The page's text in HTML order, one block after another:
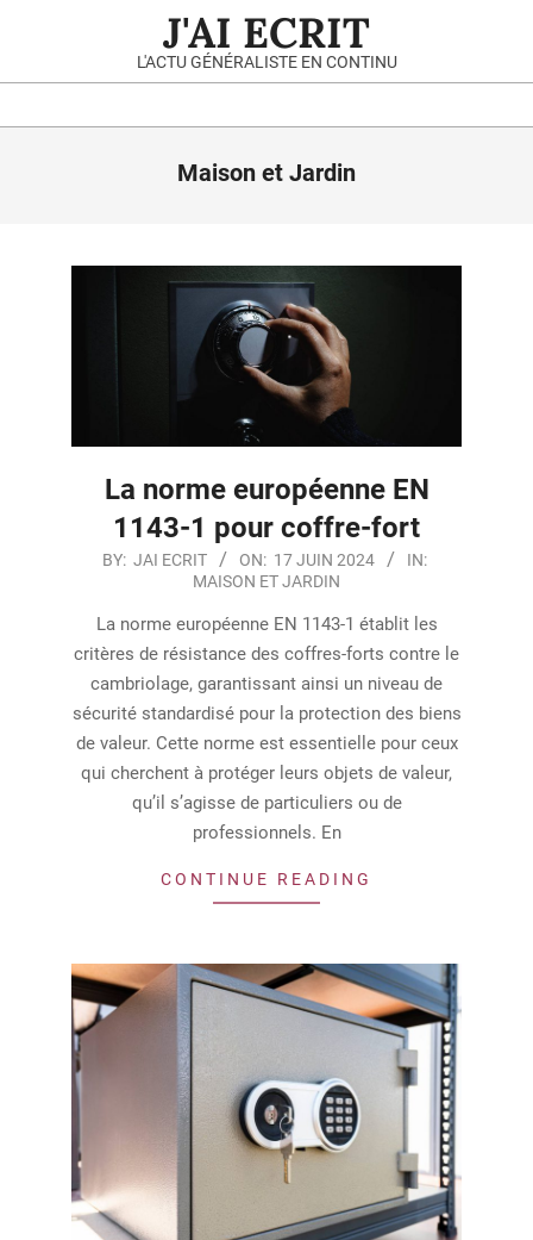
J'AI ECRIT
L'ACTU GÉNÉRALISTE EN CONTINU
Maison et Jardin
La norme européenne EN
1143-1 pour coffre-fort
2024-BY: JAI ECRIT ON: 17 JUIN 2024
IN:
MAISON ET JARDIN
La norme européenne EN 1143-1 établit les
critères de résistance des coffres-forts contre le
cambriolage, garantissant ainsi un niveau de
sécurité standardisé pour la protection des biens
de valeur. Cette norme est essentielle pour ceux
qui cherchent à protéger leurs objets de valeur,
qu’il s’agisse de particuliers ou de
professionnels. En
CONTINUE READING